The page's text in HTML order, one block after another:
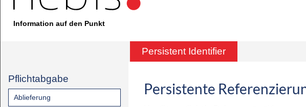
Information auf den Punkt
Persistent Identifier
Pflichtabgabe
Ablieferung Persistente